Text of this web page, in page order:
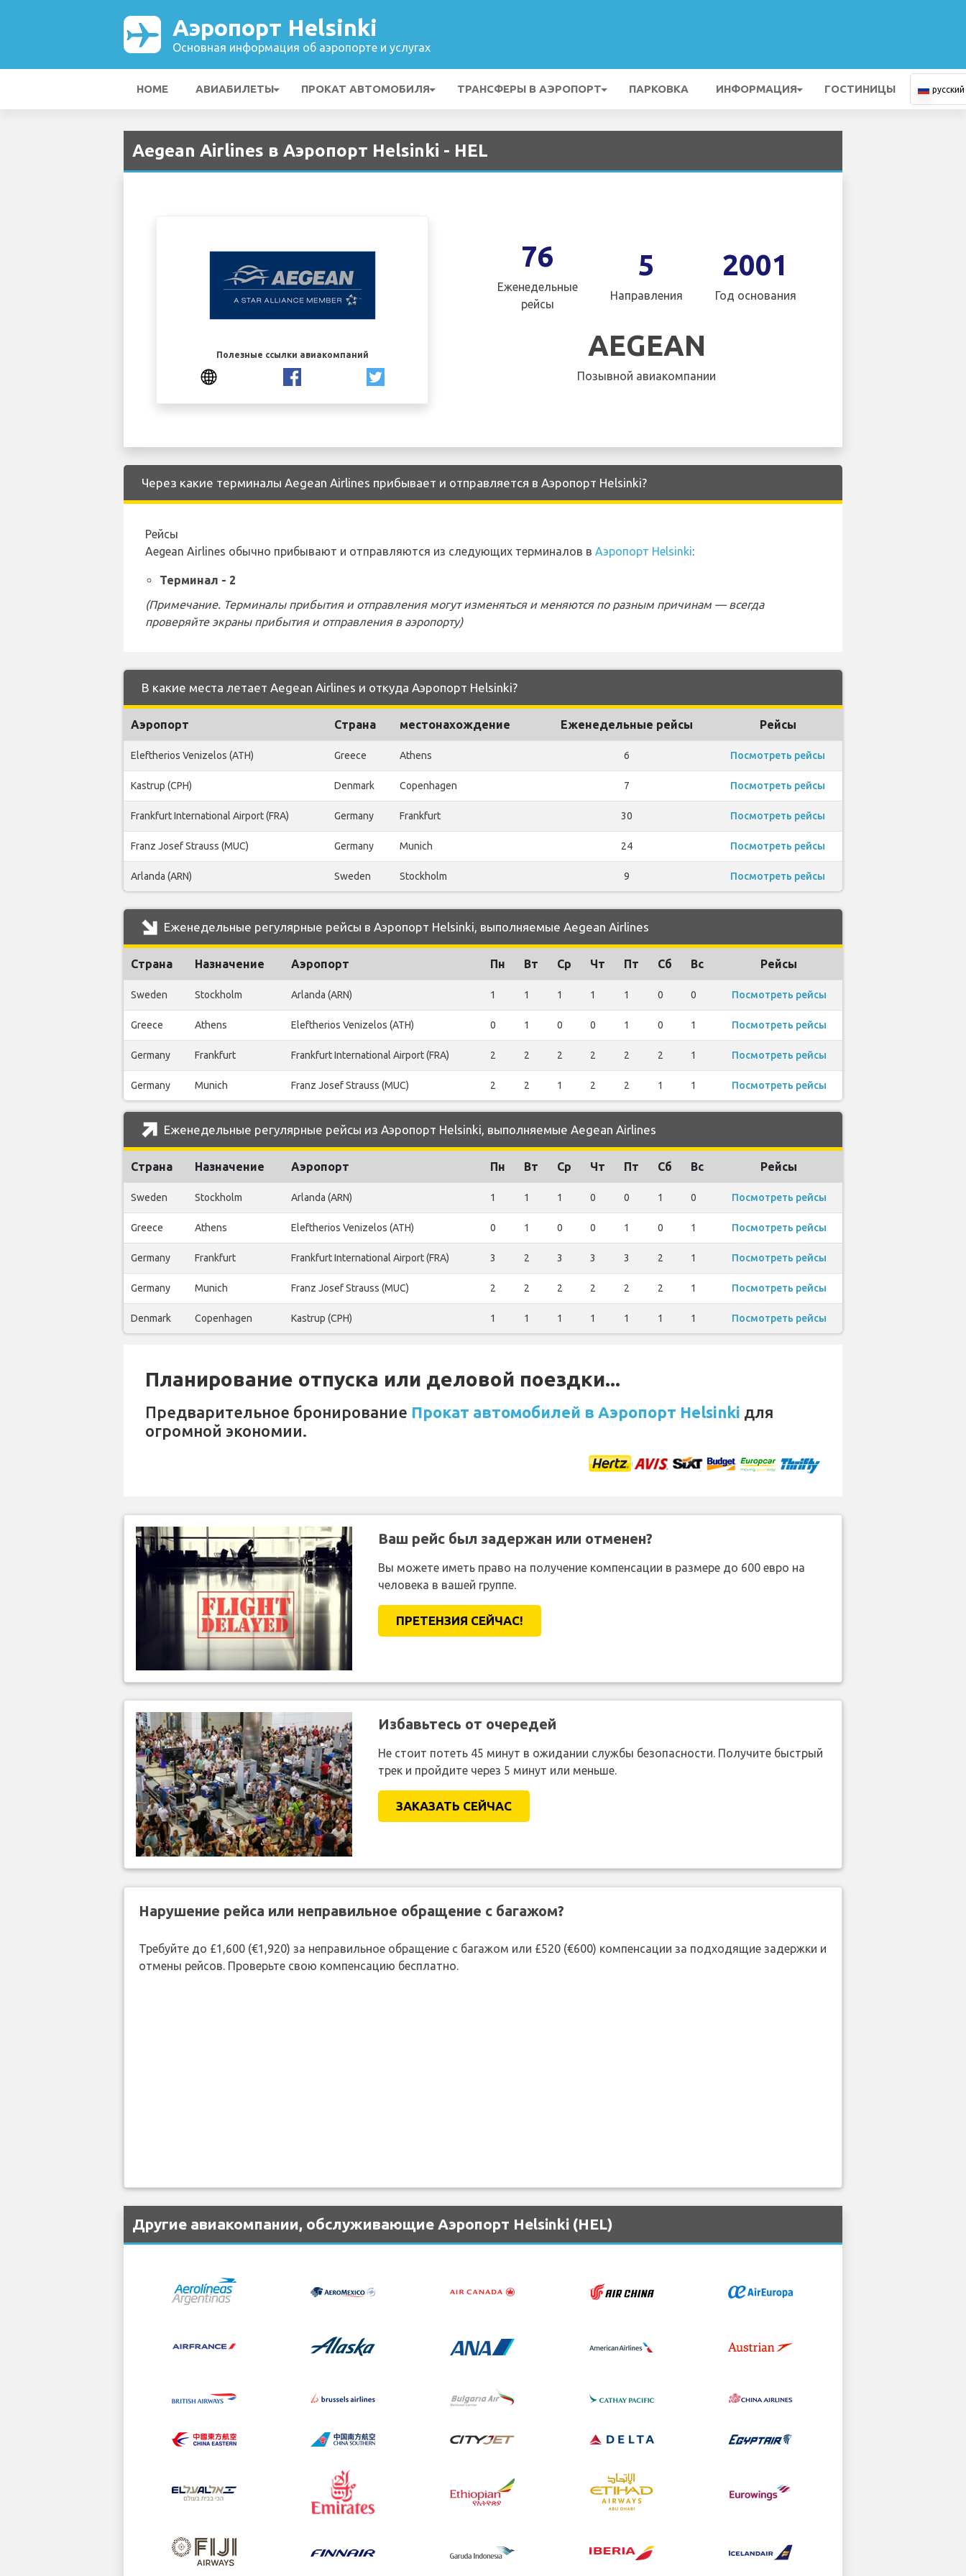
Аэропорт Helsinki
Основная информация об аэропорте и услугах
HOME АВИАБИЛЕТЫ ПРОКАТ АВТОМОБИЛЯ ТРАНСФЕРЫ В АЭРОПОРТ ПАРКОВКА ИНФОРМАЦИЯ ГОСТИНИЦЫ русский
Aegean Airlines в Аэропорт Helsinki - HEL
Полезные ссылки авиакомпаний
76
Еженедельные
рейсы
5
Направления
2001
Год основания
AEGEAN
Позывной авиакомпании
Через какие терминалы Aegean Airlines прибывает и отправляется в Аэропорт Helsinki?
Рейсы
Aegean Airlines обычно прибывают и отправляются из следующих терминалов в Аэропорт Helsinki:
Терминал - 2
(Примечание. Терминалы прибытия и отправления могут изменяться и меняются по разным причинам — всегда
проверяйте экраны прибытия и отправления в аэропорту)
В какие места летает Aegean Airlines и откуда Аэропорт Helsinki?
Аэропорт Страна местонахождение Еженедельные рейсы Рейсы
Eleftherios Venizelos (ATH) Greece Athens 6 Посмотреть рейсы
Kastrup (CPH) Denmark Copenhagen 7 Посмотреть рейсы
Frankfurt International Airport (FRA) Germany Frankfurt 30 Посмотреть рейсы
Franz Josef Strauss (MUC) Germany Munich 24 Посмотреть рейсы
Arlanda (ARN) Sweden Stockholm 9 Посмотреть рейсы
Еженедельные регулярные рейсы в Аэропорт Helsinki, выполняемые Aegean Airlines
Страна Назначение Аэропорт Пн Вт Ср Чт Пт Сб Вс Рейсы
Sweden Stockholm Arlanda (ARN) 1 1 1 1 1 0 0 Посмотреть рейсы
Greece Athens Eleftherios Venizelos (ATH) 0 1 0 0 1 0 1 Посмотреть рейсы
Germany Frankfurt Frankfurt International Airport (FRA) 2 2 2 2 2 2 1 Посмотреть рейсы
Germany Munich Franz Josef Strauss (MUC) 2 2 1 2 2 1 1 Посмотреть рейсы
Еженедельные регулярные рейсы из Аэропорт Helsinki, выполняемые Aegean Airlines
Страна Назначение Аэропорт Пн Вт Ср Чт Пт Сб Вс Рейсы
Sweden Stockholm Arlanda (ARN) 1 1 1 0 0 1 0 Посмотреть рейсы
Greece Athens Eleftherios Venizelos (ATH) 0 1 0 0 1 0 1 Посмотреть рейсы
Germany Frankfurt Frankfurt International Airport (FRA) 3 2 3 3 3 2 1 Посмотреть рейсы
Germany Munich Franz Josef Strauss (MUC) 2 2 2 2 2 2 1 Посмотреть рейсы
Denmark Copenhagen Kastrup (CPH) 1 1 1 1 1 1 1 Посмотреть рейсы
Планирование отпуска или деловой поездки...
Предварительное бронирование Прокат автомобилей в Аэропорт Helsinki для
огромной экономии.
Ваш рейс был задержан или отменен?
Вы можете иметь право на получение компенсации в размере до 600 евро на
человека в вашей группе.
ПРЕТЕНЗИЯ CЕЙЧАС!
Избавьтесь от очередей
Не стоит потеть 45 минут в ожидании службы безопасности. Получите быстрый
трек и пройдите через 5 минут или меньше.
ЗАКАЗАТЬ СЕЙЧАС
Нарушение рейса или неправильное обращение с багажом?
Требуйте до £1,600 (€1,920) за неправильное обращение с багажом или £520 (€600) компенсации за подходящие задержки и
отмены рейсов. Проверьте свою компенсацию бесплатно.
Другие авиакомпании, обслуживающие Аэропорт Helsinki (HEL)